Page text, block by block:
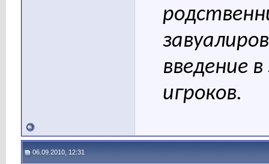
введение
игроков.
06.09.2010, 12:31